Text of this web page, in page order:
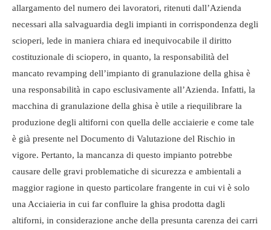
allargamento del numero dei lavoratori, ritenuti dall’Azienda
necessari alla salvaguardia degli impianti in corrispondenza degli
scioperi, lede in maniera chiara ed inequivocabile il diritto
costituzionale di sciopero, in quanto, la responsabilità del
mancato revamping dell’impianto di granulazione della ghisa è
una responsabilità in capo esclusivamente all’Azienda. Infatti, la
macchina di granulazione della ghisa è utile a riequilibrare la
produzione degli altiforni con quella delle acciaierie e come tale
è già presente nel Documento di Valutazione del Rischio in
vigore. Pertanto, la mancanza di questo impianto potrebbe
causare delle gravi problematiche di sicurezza e ambientali a
maggior ragione in questo particolare frangente in cui vi è solo
una Acciaieria in cui far confluire la ghisa prodotta dagli
altiforni, in considerazione anche della presunta carenza dei carri